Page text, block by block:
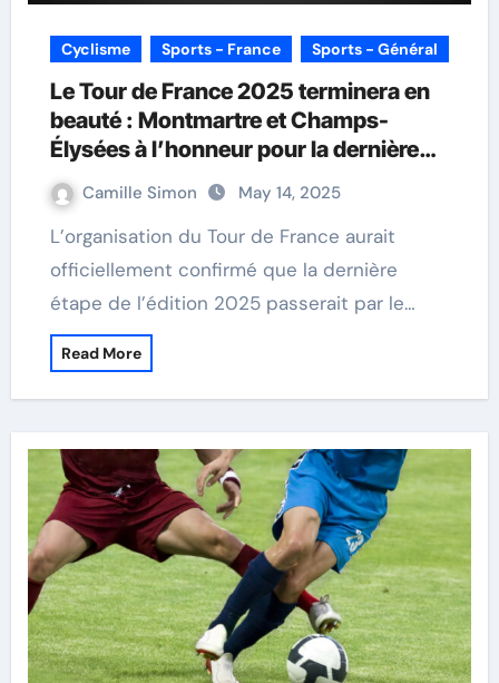
Cyclisme Sports - France Sports - Général
Le Tour de France 2025 terminera en
beauté : Montmartre et Champs-
Élysées à l’honneur pour la dernière
étape
Camille Simon May 14, 2025
L’organisation du Tour de France aurait
officiellement confirmé que la dernière
étape de l’édition 2025 passerait par le…
Read More